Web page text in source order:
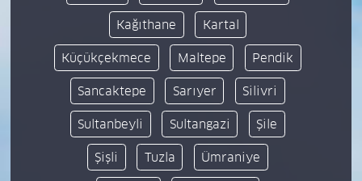
Kağıthane Kartal
Küçükçekmece Maltepe Pendik
Sancaktepe Sarıyer Silivri
Sultanbeyli Sultangazi Şile
Şişli Tuzla Ümraniye